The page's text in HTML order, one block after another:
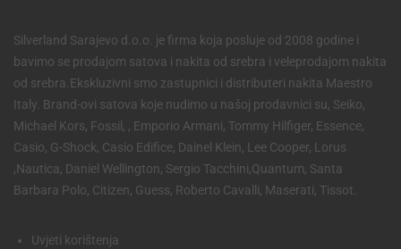
Silverland Sarajevo d.o.o. je firma koja posluje od 2008 godine i
bavimo se prodajom satova i nakita od srebra i veleprodajom nakita
od srebra.Ekskluzivni smo zastupnici i distributeri nakita Maestro
Italy. Brand-ovi satova koje nudimo u našoj prodavnici su, Seiko,
Michael Kors, Fossil, , Emporio Armani, Tommy Hilfiger, Essence,
Casio, G-Shock, Casio Edifice, Dainel Klein, Lee Cooper, Lorus
,Nautica, Daniel Wellington, Sergio Tacchini,Quantum, Santa
Barbara Polo, Citizen, Guess, Roberto Cavalli, Maserati, Tissot.
Uvjeti korištenja